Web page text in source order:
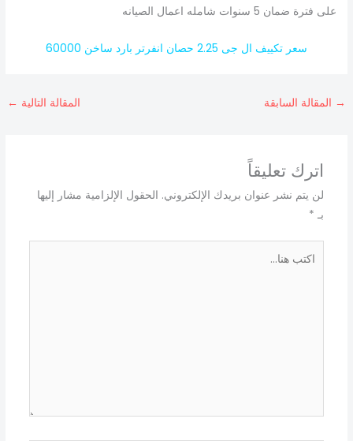
على فترة ضمان 5 سنوات شامله اعمال الصيانه
سعر تكييف ال جى 2.25 حصان انفرتر بارد ساخن 60000
→ المقالة السابقة المقالة التالية ←
اترك تعليقاً
لن يتم نشر عنوان بريدك الإلكتروني. الحقول الإلزامية مشار إليها
بـ *